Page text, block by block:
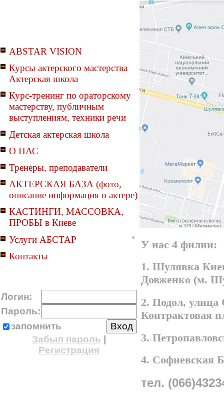
ABSTAR VISION
Курсы актерского мастерства
Актерская школа
Курс-тренинг по ораторскому
мастерству, публичным
выступлениям, техники речи
Детская актерская школа
О НАС
Тренеры, преподаватели
АКТЕРСКАЯ БАЗА (фото,
описание информация о актере)
КАСТИНГИ, МАССОВКА,
ПРОБЫ в Киеве
Услуги АБСТАР
Контакты
Логин:
Пароль:
запомнить
Забыл пароль
Регистрация
У нас 4 филии:
1. Шулявка
Довженко (м.
2. Подол,
Контрактовая
3.
4. Софиевская
тел.